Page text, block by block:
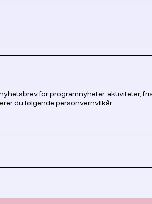
for programnyheter, aktiviteter,
du følgendepersonvernvilkår.